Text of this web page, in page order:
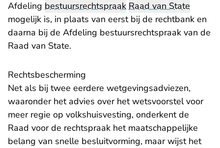
Afdeling bestuursrechtspraak Raad van State
mogelijk is, in plaats van eerst bij de rechtbank en
daarna bij de Afdeling bestuursrechtspraak van de
Raad van State.
Rechtsbescherming
Net als bij twee eerdere wetgevingsadviezen,
waaronder het advies over het wetsvoorstel voor
meer regie op volkshuisvesting, onderkent de
Raad voor de rechtspraak het maatschappelijke
belang van snelle besluitvorming, maar wijst het